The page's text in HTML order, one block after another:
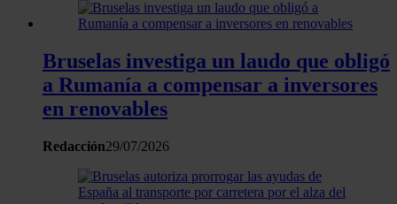
analizar el tráfico. Además, compartimos información sobre
sociales, publicidad y análisis web, quienes pueden
con otra información que les haya proporcionado o que
recopilado a partir del uso que haya hecho de sus servicios.
Bruselas investiga un laudo que obligó
a Rumanía a compensar a inversores
en renovables
Redacción29/07/2026